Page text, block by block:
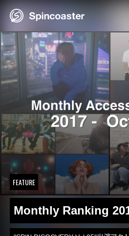
Skip
FEATURE
Monthly Ranking